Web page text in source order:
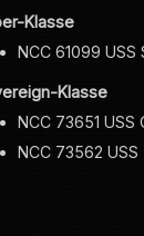
Klasse
NCC 61099 USS
Klasse
NCC 73651 USS
NCC 73562